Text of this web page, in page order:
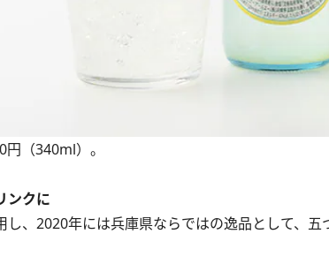
（340ml）。
ンクに
、2020年には兵庫県ならではの逸品として、